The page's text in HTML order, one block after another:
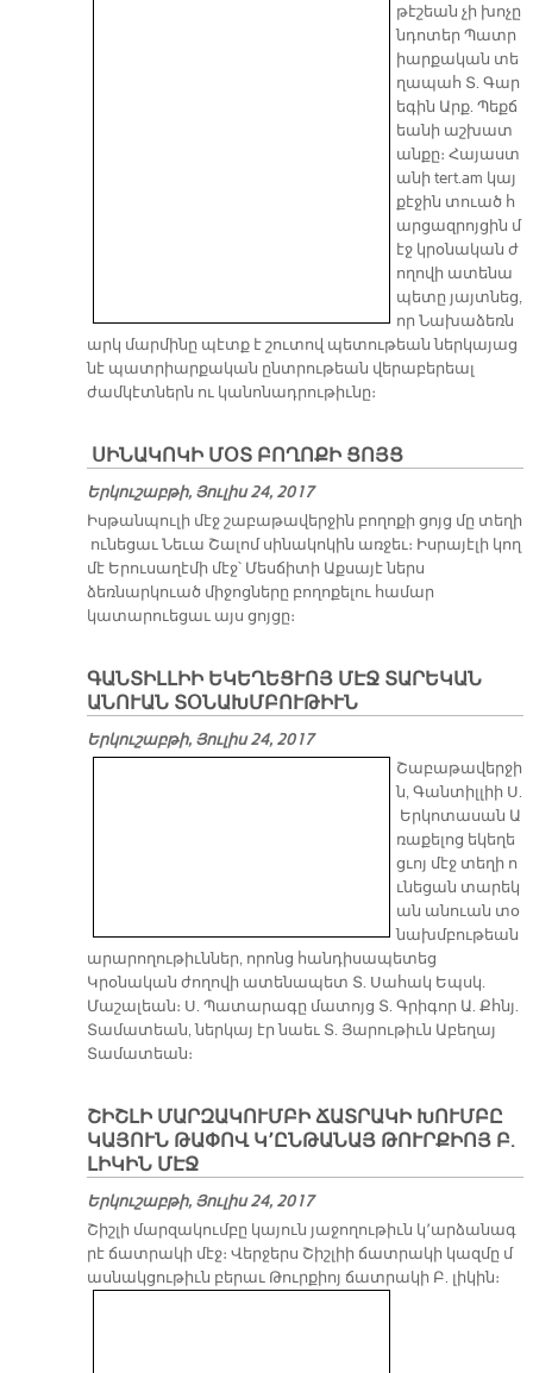
թէշեան չի խոչը
նդոտեր Պատր
իարքական տե
ղապահ Տ. Գար
եգին Արք. Պեքճ
եանի աշխատ
անքը։ Հայաստ
անի tert.am կայ
քէջին տուած հ
արցազրոյցին մ
էջ կրօնական ժ
ողովի ատենա
պետը յայտնեց,
որ Նախաձեռն
արկ մարմինը պէտք է շուտով պետութեան ներկայաց
նէ պատրիարքական ընտրութեան վերաբերեալ
ժամկէտներն ու կանոնադրութիւնը։
​ ՍԻՆԱԿՈԿԻ ՄՕՏ ԲՈՂՈՔԻ ՑՈՅՑ
Երկուշաբթի, Յուլիս 24, 2017
Իսթանպուլի մէջ շաբաթավերջին բողոքի ցոյց մը տեղի
ունեցաւ Նեւա Շալոմ սինակոկին առջեւ։ Իսրայէլի կող
մէ Երուսաղէմի մէջ՝ Մեսճիտի Աքսայէ ներս
ձեռնարկուած միջոցները բողոքելու համար
կատարուեցաւ այս ցոյցը։
ԳԱՆՏԻԼԼԻԻ ԵԿԵՂԵՑՒՈՅ ՄԷՋ ՏԱՐԵԿԱՆ
ԱՆՈՒԱՆ ՏՕՆԱԽՄԲՈՒԹԻՒՆ
Երկուշաբթի, Յուլիս 24, 2017
Շաբաթավերջի
ն, Գանտիլլիի Ս.
Երկոտասան Ա
ռաքելոց եկեղե
ցւոյ մէջ տեղի ո
ւնեցան տարեկ
ան անուան տօ
նախմբութեան
արարողութիւններ, որոնց հանդիսապետեց
Կրօնական ժողովի ատենապետ Տ. Սահակ Եպսկ.
Մաշալեան։ Ս. Պատարագը մատոյց Տ. Գրիգոր Ա. Քհնյ.
Տամատեան, ներկայ էր նաեւ Տ. Յարութիւն Աբեղայ
Տամատեան։
ՇԻՇԼԻ ՄԱՐԶԱԿՈՒՄԲԻ ՃԱՏՐԱԿԻ ԽՈՒՄԲԸ
ԿԱՅՈՒՆ ԹԱՓՈՎ Կ՚ԸՆԹԱՆԱՅ ԹՈՒՐՔԻՈՅ Բ.
ԼԻԿԻՆ ՄԷՋ
Երկուշաբթի, Յուլիս 24, 2017
Շիշլի մարզակումբը կայուն յաջողութիւն կ՚արձանագ
րէ ճատրակի մէջ։ Վերջերս Շիշլիի ճատրակի կազմը մ
ասնակցութիւն բերաւ Թուրքիոյ ճատրակի Բ. լիկին։